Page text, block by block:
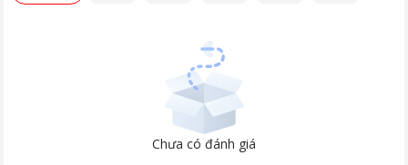
Chưa có đánh giá